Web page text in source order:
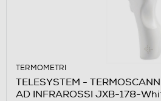
TERMOMETRI
TELESYSTEM -
AD INFRAROSSI JXB-178-